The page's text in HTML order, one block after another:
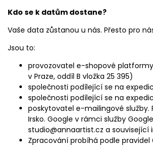
Kdo se k datům dostane?
Vaše data zůstanou u nás. Přesto pro
Jsou to:
provozovatel e-shopové platformy
v Praze, oddíl B vložka 25 395)
společnosti podílející se na expedici
společnosti podílející se na
poskytovatel e-mailingové služby.
Irsko. Google v rámci služby
studio@annaartist.cz a související
Zpracování probíhá podle